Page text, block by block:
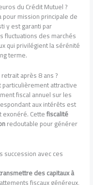
du Crédit Mutuel ?
mission principale de
y est garanti par
fluctuations des marchés
qui privilégient la sérénité
terme.
après 8 ans ?
particulièrement attractive
fiscal annuel sur les
aux intérêts est
exonéré. Cettefiscalité
redoutable pour générer
succession avec ces
des capitaux à